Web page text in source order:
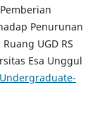
Penurunan
UGD RS
Esa Unggul